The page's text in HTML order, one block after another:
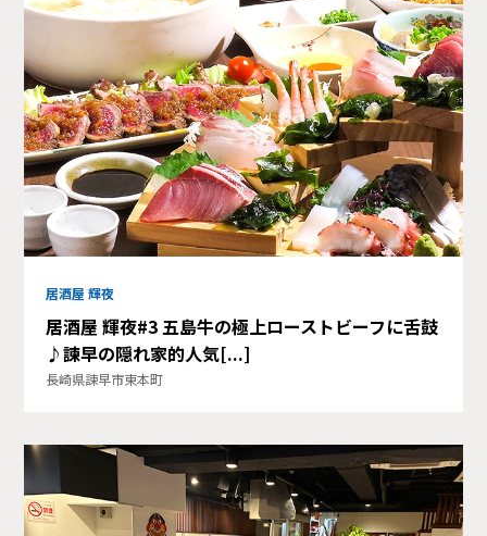
居酒屋 輝夜
居酒屋 輝夜#3 五島牛の極上ローストビーフに舌鼓
♪諫早の隠れ家的人気[...]
長崎県諫早市東本町